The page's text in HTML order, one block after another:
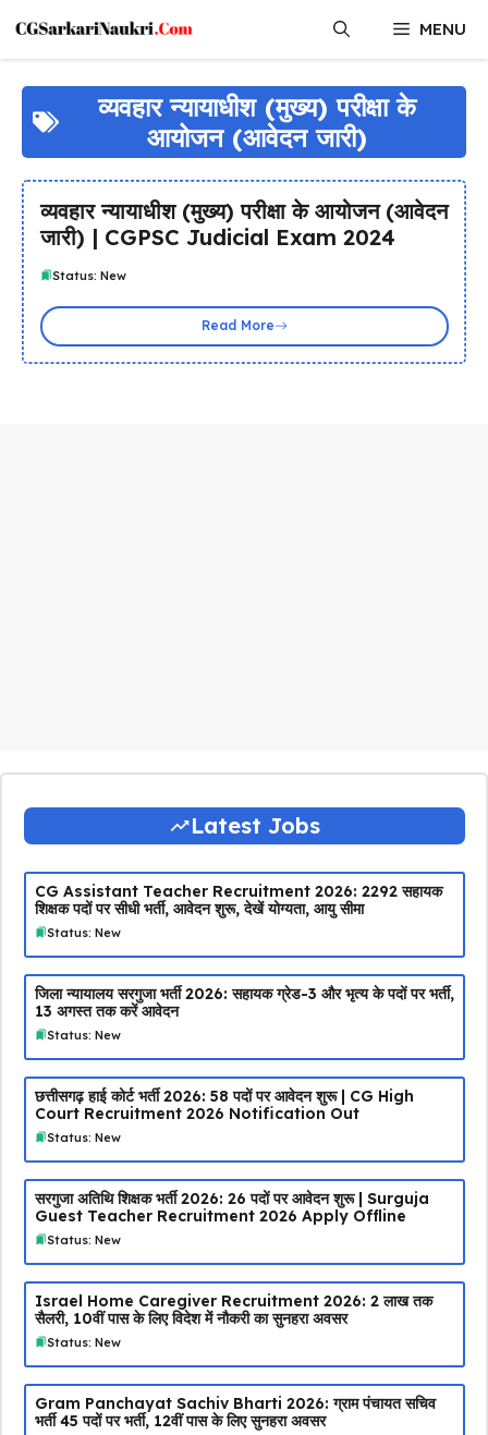
content
MENU
व्यवहार न्यायाधीश (मुख्य) परीक्षा के
आयोजन (आवेदन जारी)
व्यवहार न्यायाधीश (मुख्य) परीक्षा के आयोजन (आवेदन
जारी) | CGPSC Judicial Exam 2024
Status: New
Read More
Latest Jobs
CG Assistant Teacher Recruitment 2026: 2292 सहायक
शिक्षक पदों पर सीधी भर्ती, आवेदन शुरू, देखें योग्यता, आयु सीमा
Status: New
जिला न्यायालय सरगुजा भर्ती 2026: सहायक ग्रेड-3 और भृत्य के पदों पर भर्ती,
13 अगस्त तक करें आवेदन
Status: New
छत्तीसगढ़ हाई कोर्ट भर्ती 2026: 58 पदों पर आवेदन शुरू | CG High
Court Recruitment 2026 Notification Out
Status: New
सरगुजा अतिथि शिक्षक भर्ती 2026: 26 पदों पर आवेदन शुरू | Surguja
Guest Teacher Recruitment 2026 Apply Offline
Status: New
Israel Home Caregiver Recruitment 2026: ₹2 लाख तक
सैलरी, 10वीं पास के लिए विदेश में नौकरी का सुनहरा अवसर
Status: New
Gram Panchayat Sachiv Bharti 2026: ग्राम पंचायत सचिव
भर्ती 45 पदों पर भर्ती, 12वीं पास के लिए सुनहरा अवसर